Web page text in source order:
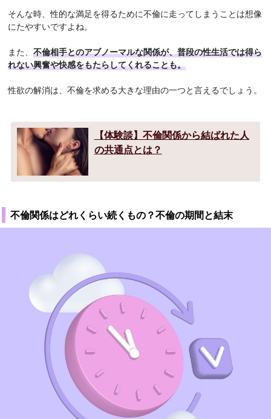
そんな時、性的な満足を得るために不倫に走ってしまうことは想像
にたやすいですよね。
また、不倫相手とのアブノーマルな関係が、普段の性生活では得ら
れない興奮や快感をもたらしてくれることも。
性欲の解消は、不倫を求める大きな理由の一つと言えるでしょう。
【体験談】不倫関係から結ばれた人
の共通点とは？
不倫関係はどれくらい続くもの？不倫の期間と結末